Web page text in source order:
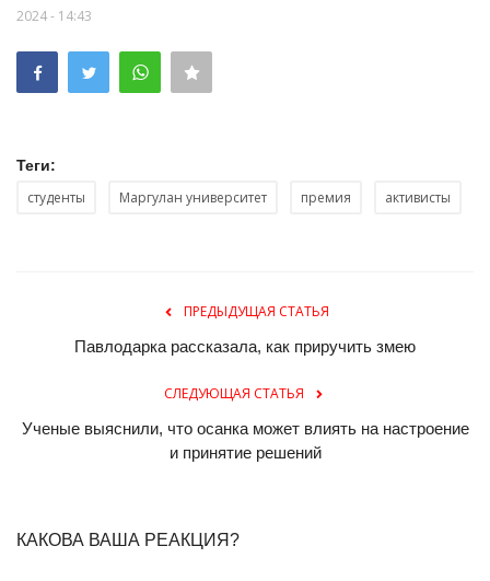
2024 - 14:43
Теги:
студенты Маргулан университет премия активисты
ПРЕДЫДУЩАЯ СТАТЬЯ
Павлодарка рассказала, как приручить змею
СЛЕДУЮЩАЯ СТАТЬЯ
Ученые выяснили, что осанка может влиять на настроение
и принятие решений
КАКОВА ВАША РЕАКЦИЯ?